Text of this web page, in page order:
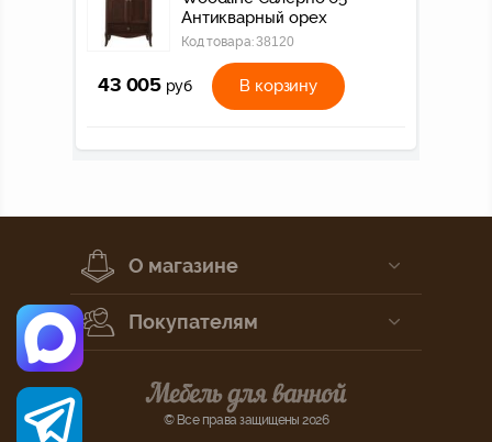
Антикварный орех
Код товара:38120
43 005 руб В корзину
О магазине
Покупателям
© Все права защищены 2026